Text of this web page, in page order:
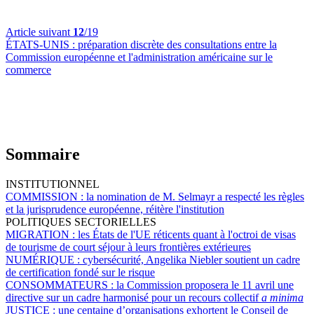
Article suivant 12/19
ÉTATS-UNIS : préparation discrète des consultations entre la
Commission européenne et l'administration américaine sur le
commerce
Sommaire
INSTITUTIONNEL
COMMISSION : la nomination de M. Selmayr a respecté les règles
et la jurisprudence européenne, réitère l'institution
POLITIQUES SECTORIELLES
MIGRATION : les États de l'UE réticents quant à l'octroi de visas
de tourisme de court séjour à leurs frontières extérieures
NUMÉRIQUE : cybersécurité, Angelika Niebler soutient un cadre
de certification fondé sur le risque
CONSOMMATEURS : la Commission proposera le 11 avril une
directive sur un cadre harmonisé pour un recours collectifa minima
JUSTICE : une centaine d’organisations exhortent le Conseil de